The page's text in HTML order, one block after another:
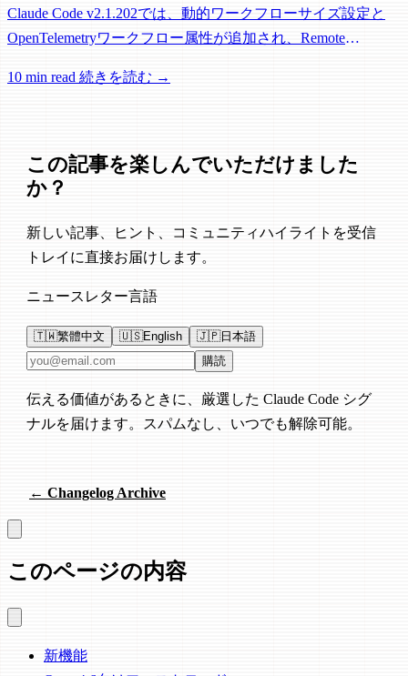
Claude Code v2.1.202では、動的ワークフローサイズ設定と
OpenTelemetryワークフロー属性が追加され、Remote
の修正が含まれています。
10 min read 続きを読む →
この記事を楽しんでいただけました
か？
新しい記事、ヒント、コミュニティハイライトを受信
トレイに直接お届けします。
ニュースレター言語
🇹🇼繁體中文 🇺🇸English 🇯🇵日本語
メールアドレス 購読
伝える価値があるときに、厳選した Claude Code シグ
ナルを届けます。スパムなし、いつでも解除可能。
← Changelog Archive
このページの内容
新機能